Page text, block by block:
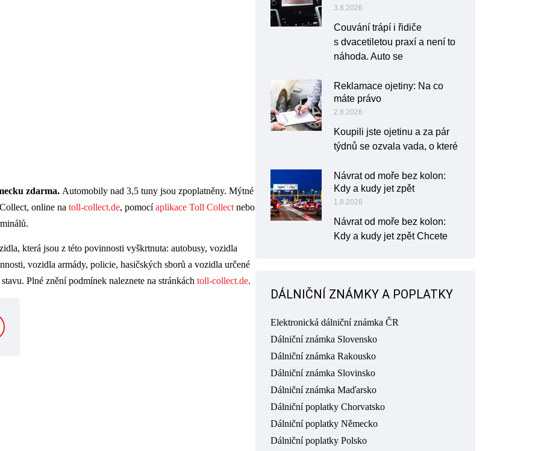
zdarma. Automobily nad 3,5 tuny jsou zpoplatněny. Mýtné
online na toll-collect.de, pomocíaplikace Toll Collect nebo
která jsou z této povinnosti vyškrtnuta: autobusy, vozidla
vozidla armády, policie, hasičských sborů a vozidla určené
Plné znění podmínek naleznete na stránkách toll-collect.de.
3.8.2026
Couvání trápí i řidiče
s dvacetiletou praxí a není to
náhoda. Auto se
Reklamace ojetiny: Na co
máte právo
2.8.2026
Koupili jste ojetinu a za pár
týdnů se ozvala vada, o které
Návrat od moře bez kolon:
Kdy a kudy jet zpět
1.8.2026
Návrat od moře bez kolon:
Kdy a kudy jet zpět Chcete
DÁLNIČNÍ ZNÁMKY A POPLATKY
Elektronická dálniční známka ČR
Dálniční známka Slovensko
Dálniční známka Rakousko
Dálniční známka Slovinsko
Dálniční známka Maďarsko
Dálniční poplatky Chorvatsko
Dálniční poplatky Německo
Dálniční poplatky Polsko